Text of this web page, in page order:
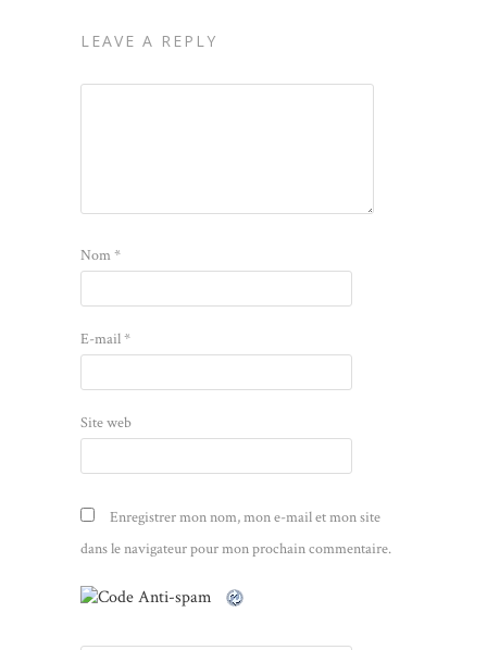
LEAVE A REPLY
Nom*
E-mail*
Site web
Enregistrer mon nom, mon e-mail et mon site
dans le navigateur pour mon prochain commentaire.